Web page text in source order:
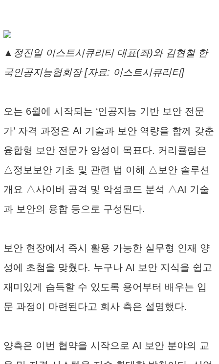
▲정진일 이스트시큐리티 대표(좌)와 김현철 한
국인공지능협회장 [자료: 이스트시큐리티]
오는 6월에 시작되는 ‘인공지능 기반 보안 전문
가’ 자격 과정은 AI 기술과 보안 역량을 함께 갖춘
융합형 보안 전문가 양성이 목표다. 커리큘럼은
△정보보안 기초 및 관련 법 이해 △보안 솔루션
개요 △사이버 공격 및 악성코드 분석 △AI 기술
과 보안의 융합 등으로 구성된다.
보안 현장에서 즉시 활용 가능한 실무형 인재 양
성에 초첨을 맞췄다. 누구나 AI 보안 지식을 쉽고
재미있게 습득할 수 있도록 용어부터 배우는 입
문 과정이 마련된다고 회사 측은 설명했다.
양측은 이번 협약을 시작으로 AI 보안 분야의 교